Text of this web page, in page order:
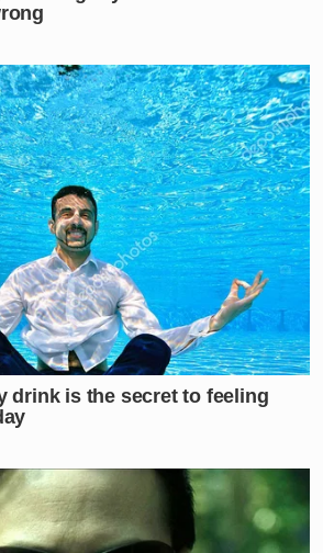
na internet e as consequências
traição descoberta. Enquanto
a atitude da mulher como
outros criticam a exposição
gerar danos permanentes a todos
O fato é que o vídeo vazado no
um dos termos mais
aspeixarias de MS
no centro de
descobrisse uma traição? A
ou foi merecida? Comente